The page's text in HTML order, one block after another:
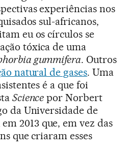
experiências nos
sul-africanos,
eu os círculos se
tóxica de uma
gummifera. Outros
natural de gases. Uma
é a que foi
Science por Norbert
da Universidade de
2013 que, em vez das
que criaram esses